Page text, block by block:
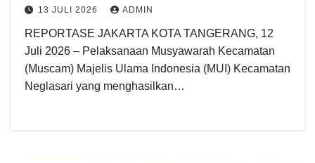
13 JULI 2026 ADMIN
REPORTASE JAKARTA KOTA TANGERANG, 12
Juli 2026 – Pelaksanaan Musyawarah Kecamatan
(Muscam) Majelis Ulama Indonesia (MUI) Kecamatan
Neglasari yang menghasilkan…